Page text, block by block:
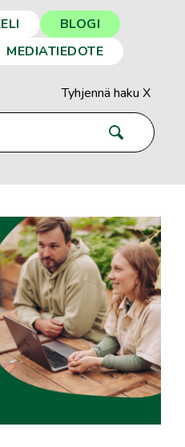
BLOGI
MEDIATIEDOTE
Tyhjennä haku X